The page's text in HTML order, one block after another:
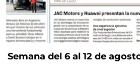
Semana del 6 al 12 de